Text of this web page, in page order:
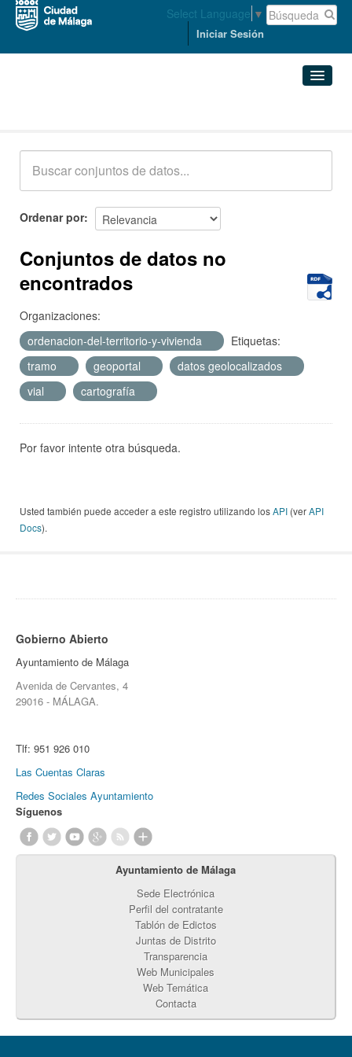
Select Language ▼
Iniciar Sesión
Acerca de
Ordenar por
Conjuntos de datos no
encontrados
Organizaciones:
ordenacion-del-territorio-y-vivienda
Etiquetas:
tramo
geoportal
datos geolocalizados
vial
cartografía
Por favor intente otra búsqueda.
Usted también puede acceder a este registro utilizando losAPI (verAPI
Docs).
Gobierno Abierto
Ayuntamiento de Málaga
Avenida de Cervantes, 4
29016 - MÁLAGA.
Tlf: 951 926 010
Las Cuentas Claras
Redes Sociales Ayuntamiento
Síguenos
Ayuntamiento de Málaga
Sede Electrónica
Perfil del contratante
Tablón de Edictos
Juntas de Distrito
Transparencia
Web Municipales
Web Temática
Contacta